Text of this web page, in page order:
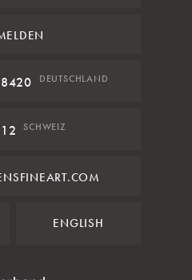
DEUTSCHLAND
SCHWEIZ
ENGLISH